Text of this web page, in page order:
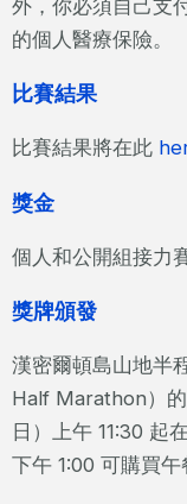
外，你必須自己支
的個人醫療保險。
比賽結果
比賽結果將在此
獎金
個人和公開組接力
獎牌頒發
漢密爾頓島山地半
Half Marathon）
日）上午 11:30 起
下午 1:00 可購買午